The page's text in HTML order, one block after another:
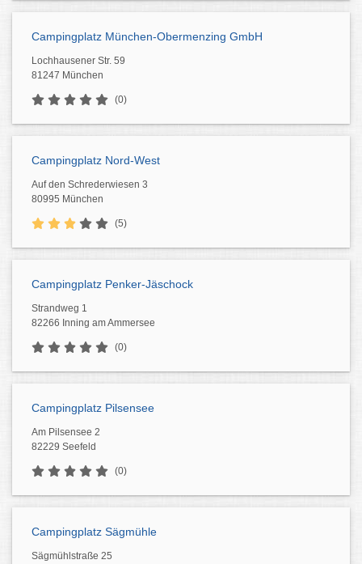
Campingplatz München-Obermenzing GmbH
Lochhausener Str. 59
81247 München
(0)
Campingplatz Nord-West
Auf den Schrederwiesen 3
80995 München
(5)
Campingplatz Penker-Jäschock
Strandweg 1
82266 Inning am Ammersee
(0)
Campingplatz Pilsensee
Am Pilsensee 2
82229 Seefeld
(0)
Campingplatz Sägmühle
Sägmühlstraße 25